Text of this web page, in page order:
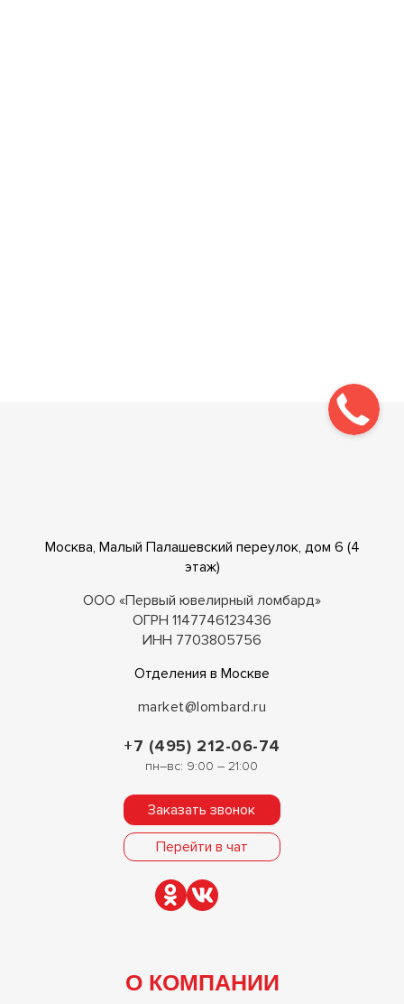
Москва, Малый Палашевский переулок, дом 6 (4
этаж)
ООО «Первый ювелирный ломбард»
ОГРН 1147746123436
ИНН 7703805756
Отделения в Москве
market@lombard.ru
+7 (495) 212-06-74
пн–вс: 9:00 – 21:00
Заказать звонок
Перейти в чат
О КОМПАНИИ